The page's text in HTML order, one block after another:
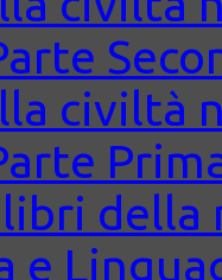
civiltà
della
e